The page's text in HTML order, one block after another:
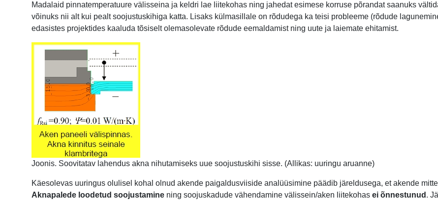
Madalaid pinnatemperatuure välisseina ja keldri lae liitekohas ning jahedat esimese korruse põrandat saanuks
võinuks nii alt kui pealt soojustuskihiga katta. Lisaks külmasillale on rõdudega ka teisi probleeme (rõdude
edasistes projektides kaaluda tõsiselt olemasolevate rõdude eemaldamist ning uute ja laiemate ehitamist.
Joonis. Soovitatav lahendus akna nihutamiseks uue soojustuskihi sisse. (Allikas: uuringu aruanne)
Käesolevas uuringus olulisel kohal olnud akende paigaldusviiside analüüsimine päädib järeldusega, et akende
Aknapalede loodetud soojustamine ning soojuskadude vähendamine välissein/aken liitekohas ei õnnestunud .